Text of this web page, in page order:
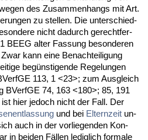
des Zu­sam­men­hangs mit Art.
zu stel­len. Die un­ter­schied­
nicht da­durch ge­recht­fer­
BEEG al­ter Fas­sung be­son­de­ren
kann ei­ne Be­nach­tei­li­gung
begüns­ti­gen­de Re­ge­lun­gen
113, 1 <23>; zum Aus­gleich
BVerfGE 74, 163 <180>; 85, 191
hier je­doch nicht der Fall. Der
und bei El­tern­zeit un­
auch in der vor­lie­gen­den Kon­
in bei­den Fällen le­dig­lich for­ma­le